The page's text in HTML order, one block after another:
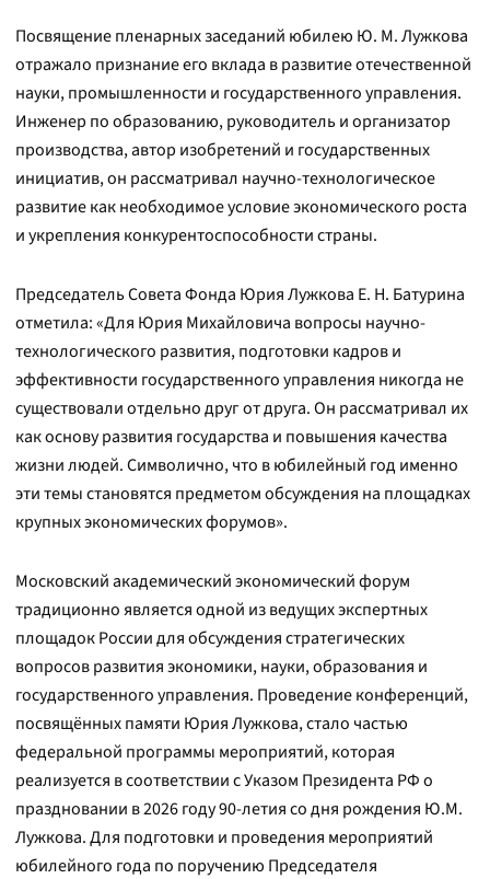
Посвящение пленарных заседаний юбилею Ю. М. Лужкова
отражало признание его вклада в развитие отечественной
науки, промышленности и государственного управления.
Инженер по образованию, руководитель и организатор
производства, автор изобретений и государственных
инициатив, он рассматривал научно-технологическое
развитие как необходимое условие экономического роста
и укрепления конкурентоспособности страны.
Председатель Совета Фонда Юрия Лужкова Е. Н. Батурина
отметила: «Для Юрия Михайловича вопросы научно-
технологического развития, подготовки кадров и
эффективности государственного управления никогда не
существовали отдельно друг от друга. Он рассматривал их
как основу развития государства и повышения качества
жизни людей. Символично, что в юбилейный год именно
эти темы становятся предметом обсуждения на площадках
крупных экономических форумов».
Московский академический экономический форум
традиционно является одной из ведущих экспертных
площадок России для обсуждения стратегических
вопросов развития экономики, науки, образования и
государственного управления. Проведение конференций,
посвящённых памяти Юрия Лужкова, стало частью
федеральной программы мероприятий, которая
реализуется в соответствии с Указом Президента РФ о
праздновании в 2026 году 90-летия со дня рождения Ю.М.
Лужкова. Для подготовки и проведения мероприятий
юбилейного года по поручению Председателя